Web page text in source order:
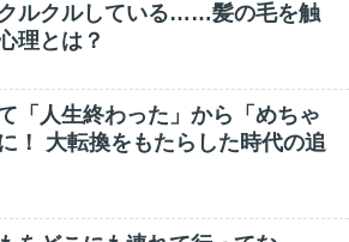
ルクルしている……髪の毛を触
理とは？
「人生終わった」から「めちゃ
！ 大転換をもたらした時代の追